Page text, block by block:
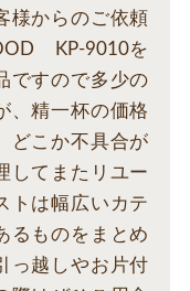
様からのご依頼
KP-9010を
ですので多少の
、精一杯の価格
どこか不具合が
してまたリユー
トは幅広いカテ
るものをまとめ
っ越しやお片付